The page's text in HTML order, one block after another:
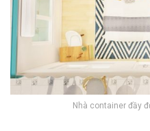
Nhà container đầy